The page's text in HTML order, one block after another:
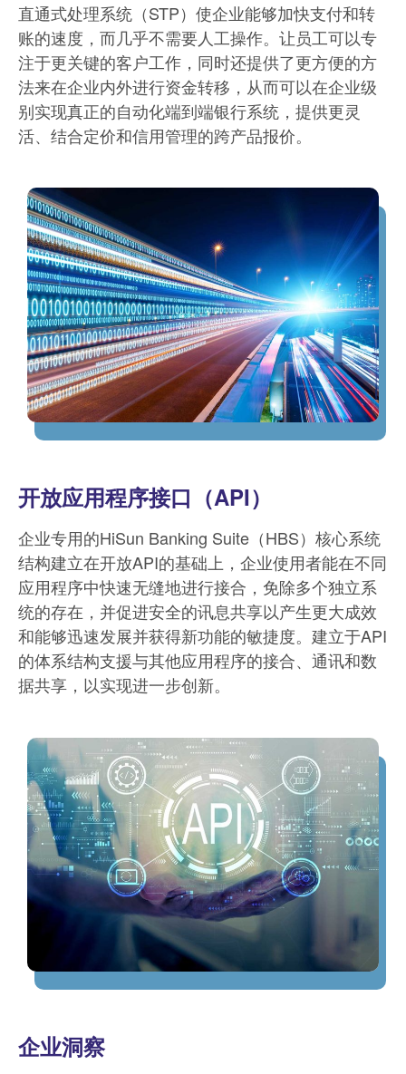
直通式处理系统（STP）使企业能够加快支付和转
账的速度，而几乎不需要人工操作。让员工可以专
注于更关键的客户工作，同时还提供了更方便的方
法来在企业内外进行资金转移，从而可以在企业级
别实现真正的自动化端到端银行系统，提供更灵
活、结合定价和信用管理的跨产品报价。
开放应用程序接口（API）
企业专用的HiSun Banking Suite（HBS）核心系统
结构建立在开放API的基础上，企业使用者能在不同
应用程序中快速无缝地进行接合，免除多个独立系
统的存在，并促进安全的讯息共享以产生更大成效
和能够迅速发展并获得新功能的敏捷度。建立于API
的体系结构支援与其他应用程序的接合、通讯和数
据共享，以实现进一步创新。
企业洞察